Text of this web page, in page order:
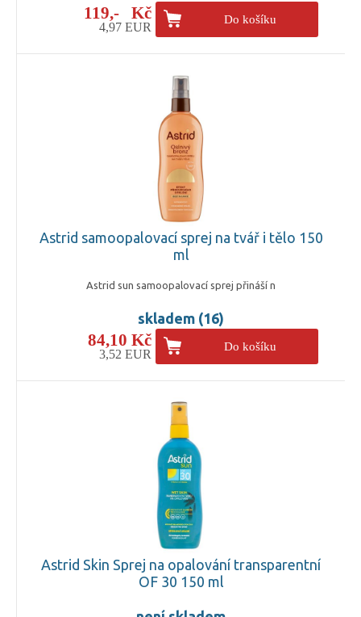
119,- Kč
4,97 EUR
Do košíku
Astrid samoopalovací sprej na tvář i tělo 150
ml
Astrid sun samoopalovací sprej přináší n
skladem (16)
84,10 Kč
3,52 EUR
Do košíku
Astrid Skin Sprej na opalování transparentní
OF 30 150 ml